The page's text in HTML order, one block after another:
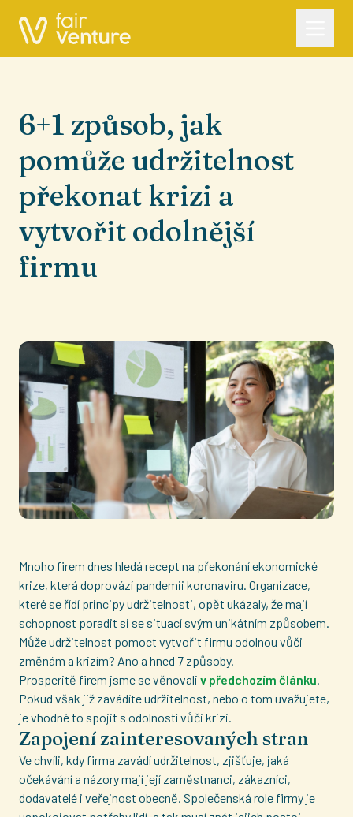
6+1 způsob, jak
pomůže udržitelnost
překonat krizi a
vytvořit odolnější
firmu
Mnoho firem dnes hledá recept na překonání ekonomické
krize, která doprovází pandemii koronaviru. Organizace,
které se řídí principy udržitelnosti, opět ukázaly, že mají
schopnost poradit si se situací svým unikátním způsobem.
Může udržitelnost pomoct vytvořit firmu odolnou vůči
změnám a krizím? Ano a hned 7 způsoby.
Prosperitě firem jsme se věnovali v předchozím článku.
Pokud však již zavádíte udržitelnost, nebo o tom uvažujete,
je vhodné to spojit s odolností vůči krizi.
Zapojení zainteresovaných stran
Ve chvíli, kdy firma zavádí udržitelnost, zjišťuje, jaká
očekávání a názory mají její zaměstnanci, zákazníci,
dodavatelé i veřejnost obecně. Společenská role firmy je